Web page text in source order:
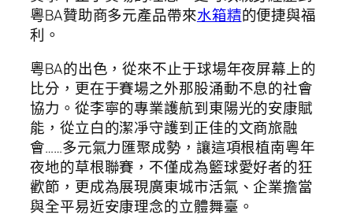
粵BA贊助商多元產品帶來水箱精的便捷與福
利。
粵BA的出色，從來不止于球場年夜屏幕上的
比分，更在于賽場之外那股涌動不息的社會
協力。從李寧的專業護航到東陽光的安康賦
能，從立白的潔凈守護到正佳的文商旅融
會……多元氣力匯聚成勢，讓這項根植南粵年
夜地的草根聯賽，不僅成為籃球愛好者的狂
歡節，更成為展現廣東城市活氣、企業擔當
與全平易近安康理念的立體舞臺。